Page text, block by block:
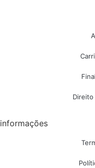
Direito
informações